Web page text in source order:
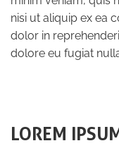
nisi ut aliquip ex ea
dolor in
dolore eu fugiat
LOREM